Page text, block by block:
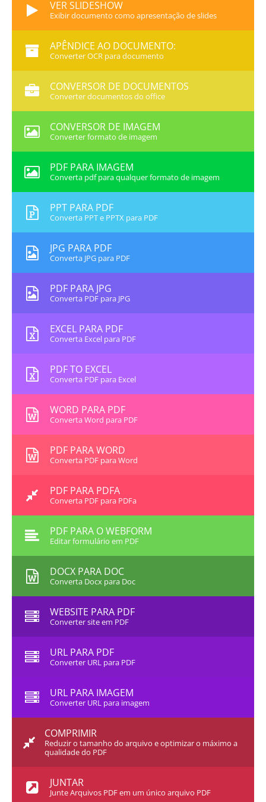
VER SLIDESHOW
Exibir documento como apresentação de slides
APÊNDICE AO DOCUMENTO:
Converter OCR para documento
CONVERSOR DE DOCUMENTOS
Converter documentos do office
CONVERSOR DE IMAGEM
Converter formato de imagem
PDF PARA IMAGEM
Converta pdf para qualquer formato de imagem
PPT PARA PDF
Converta PPT e PPTX para PDF
JPG PARA PDF
Converta JPG para PDF
PDF PARA JPG
Converta PDF para JPG
EXCEL PARA PDF
Converta Excel para PDF
PDF TO EXCEL
Converta PDF para Excel
WORD PARA PDF
Converta Word para PDF
PDF PARA WORD
Converta PDF para Word
PDF PARA PDFA
Converta PDF para PDFa
PDF PARA O WEBFORM
Editar formulário em PDF
DOCX PARA DOC
Converta Docx para Doc
WEBSITE PARA PDF
Converter site em PDF
URL PARA PDF
Converter URL para PDF
URL PARA IMAGEM
Converter URL para imagem
COMPRIMIR
Reduzir o tamanho do arquivo e optimizar o máximo a
qualidade do PDF
JUNTAR
Junte Arquivos PDF em um único arquivo PDF